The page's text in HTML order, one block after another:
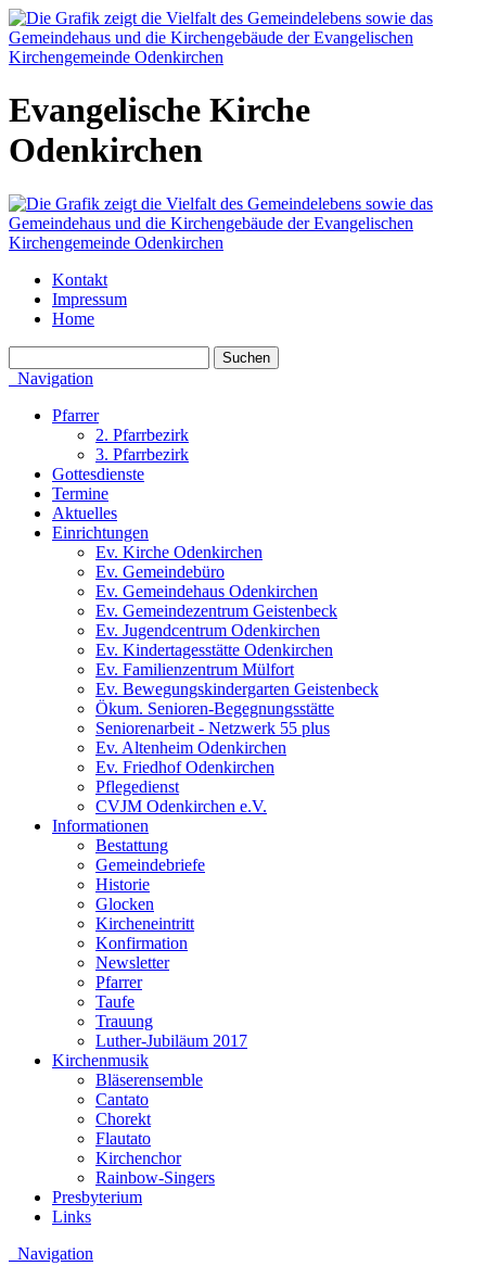
Evangelische Kirche
Odenkirchen
Kontakt
Impressum
Home
Navigation
Pfarrer
2. Pfarrbezirk
3. Pfarrbezirk
Gottesdienste
Termine
Aktuelles
Einrichtungen
Ev. Kirche Odenkirchen
Ev. Gemeindebüro
Ev. Gemeindehaus Odenkirchen
Ev. Gemeindezentrum Geistenbeck
Ev. Jugendcentrum Odenkirchen
Ev. Kindertagesstätte Odenkirchen
Ev. Familienzentrum Mülfort
Ev. Bewegungskindergarten Geistenbeck
Ökum. Senioren-Begegnungsstätte
Seniorenarbeit - Netzwerk 55 plus
Ev. Altenheim Odenkirchen
Ev. Friedhof Odenkirchen
Pflegedienst
CVJM Odenkirchen e.V.
Informationen
Bestattung
Gemeindebriefe
Historie
Glocken
Kircheneintritt
Konfirmation
Newsletter
Pfarrer
Taufe
Trauung
Luther-Jubiläum 2017
Kirchenmusik
Bläserensemble
Cantato
Chorekt
Flautato
Kirchenchor
Rainbow-Singers
Presbyterium
Links
Navigation